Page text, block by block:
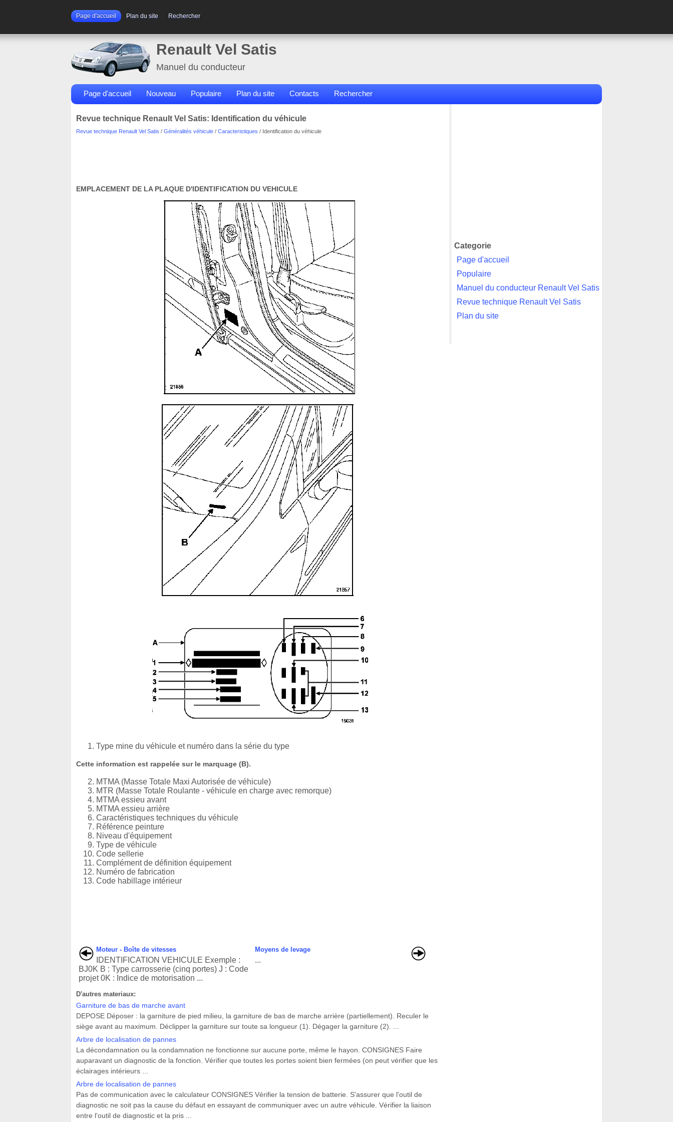
Page d'accueil Plan du site Rechercher
Renault Vel Satis
Manuel du conducteur
Page d'accueil Nouveau Populaire Plan du site Contacts Rechercher
Revue technique Renault Vel Satis: Identification du véhicule
Revue technique Renault Vel Satis / Généralités véhicule / Caracteristiques / Identification du véhicule
EMPLACEMENT DE LA PLAQUE D'IDENTIFICATION DU VEHICULE
Type mine du véhicule et numéro dans la série du type
Cette information est rappelée sur le marquage (B).
MTMA (Masse Totale Maxi Autorisée de véhicule)
MTR (Masse Totale Roulante - véhicule en charge avec remorque)
MTMA essieu avant
MTMA essieu arrière
Caractéristiques techniques du véhicule
Référence peinture
Niveau d'équipement
Type de véhicule
Code sellerie
Complément de définition équipement
Numéro de fabrication
Code habillage intérieur
Moteur - Boîte de vitesses
IDENTIFICATION VEHICULE Exemple :
BJ0K B : Type carrosserie (cinq portes) J : Code
projet 0K : Indice de motorisation ...
Moyens de levage
...
D'autres materiaux:
Garniture de bas de marche avant
DEPOSE Déposer : la garniture de pied milieu, la garniture de bas de marche arrière (partiellement). Reculer le
siège avant au maximum. Déclipper la garniture sur toute sa longueur (1). Dégager la garniture (2). ...
Arbre de localisation de pannes
La décondamnation ou la condamnation ne fonctionne sur aucune porte, même le hayon. CONSIGNES Faire
auparavant un diagnostic de la fonction. Vérifier que toutes les portes soient bien fermées (on peut vérifier que les
éclairages intérieurs ...
Arbre de localisation de pannes
Pas de communication avec le calculateur CONSIGNES Vérifier la tension de batterie. S'assurer que l'outil de
diagnostic ne soit pas la cause du défaut en essayant de communiquer avec un autre véhicule. Vérifier la liaison
entre l'outil de diagnostic et la pris ...
Categorie
Page d'accueil
Populaire
Manuel du conducteur Renault Vel Satis
Revue technique Renault Vel Satis
Plan du site